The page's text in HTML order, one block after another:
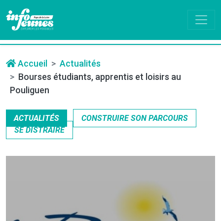
Accueil
Actualités
Bourses étudiants, apprentis et loisirs au
Pouliguen
ACTUALITÉS
CONSTRUIRE SON PARCOURS
SE DISTRAIRE